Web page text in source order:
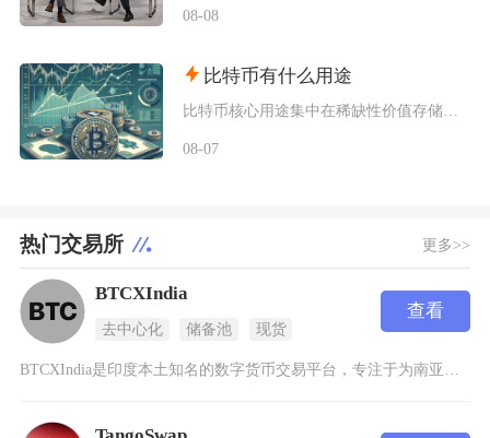
08-08
比特币有什么用途
08-07
热门交易所 更多>>
BTCXIndia
去中心化 储备池 现货
查看
BTCXIndia是印度本土知名的数字货币交易平台，专注于为南亚地区用户提供安全便捷的数字